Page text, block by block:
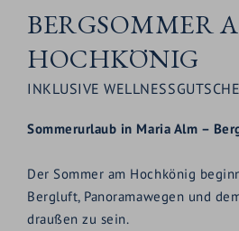
BERGSOMMER
HOCHKÖNIG
INKLUSIVE
Sommerurlaub in Maria Alm –
Der Sommer am Hochkönig
Bergluft, Panoramawegen und
draußen zu sein.